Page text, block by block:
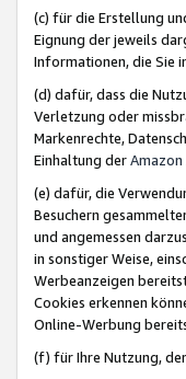
(c) für die Erstellung
Eignung der jeweils
Informationen, die Sie
(d) dafür, dass die
Verletzung oder
Markenrechte,
Einhaltung der
(e) dafür, die
Besuchern
und angemessen
in sonstiger Weise,
Werbeanzeigen
Cookies erkennen
Online-Werbung
(f) für Ihre Nutzung,